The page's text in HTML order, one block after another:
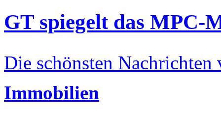
GT spiegelt das MPC-
Die schönsten Nachrichten
Immobilien